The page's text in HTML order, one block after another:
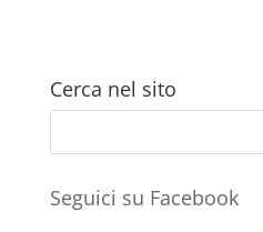
Cerca nel sito
Seguici su Facebook